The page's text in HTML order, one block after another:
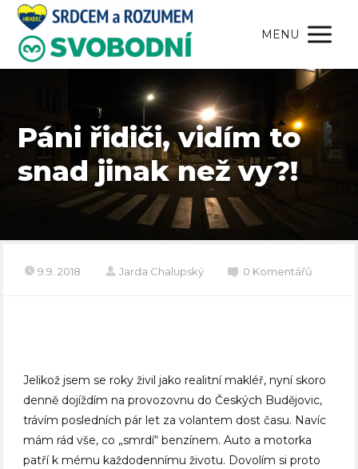
MENU
Páni řidiči, vidím to
snad jinak než vy?!
9.9. 2018 Jarda Chalupský 0 Komentářů
Jelikož jsem se roky živil jako realitní makléř, nyní skoro
denně dojíždím na provozovnu do Českých Budějovic,
trávím posledních pár let za volantem dost času. Navíc
mám rád vše, co „smrdí“ benzínem. Auto a motorka
patří k mému každodennímu životu. Dovolím si proto